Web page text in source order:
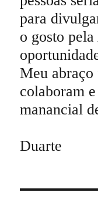
para
o gosto
Meu abraço
colaboram
manancial
Duarte